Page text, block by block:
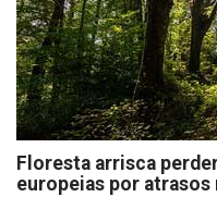
Floresta arrisca
europeias por atrasos